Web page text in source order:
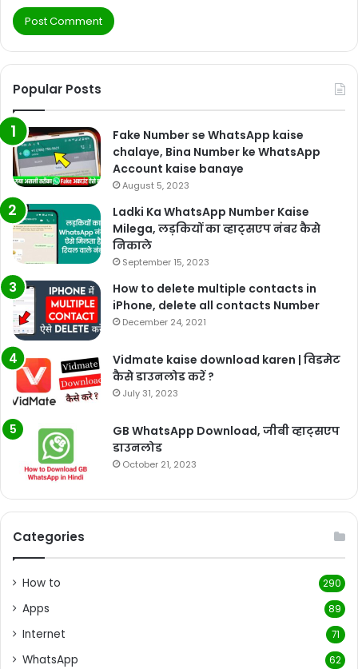
Popular Posts
Fake Number se WhatsApp kaise
chalaye, Bina Number ke WhatsApp
Account kaise banaye
August 5, 2023
Ladki Ka WhatsApp Number Kaise
Milega, लड़कियों का व्हाट्सएप नंबर कैसे
निकाले
September 15, 2023
How to delete multiple contacts in
iPhone, delete all contacts Number
December 24, 2021
Vidmate kaise download karen | विडमेट
कैसे डाउनलोड करें ?
July 31, 2023
GB WhatsApp Download, जीबी व्हाट्सएप
डाउनलोड
October 21, 2023
Categories
How to 290
Apps 89
Internet 71
WhatsApp 62